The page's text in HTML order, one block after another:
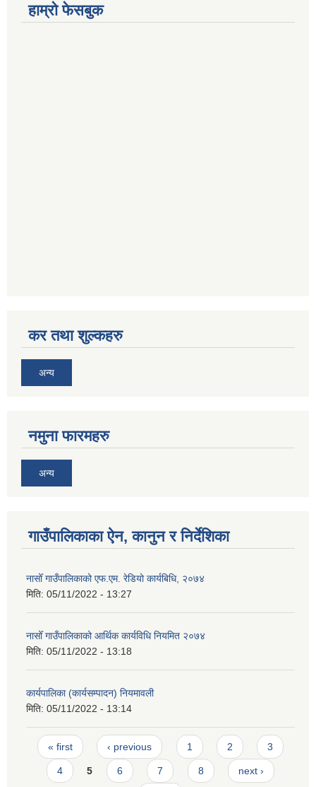
हाम्रो फेसबुक
कर तथा शुल्कहरु
अन्य
नमुना फारमहरु
अन्य
गाउँपालिकाका ऐन, कानुन र निर्देशिका
नासोँ गाउँपालिकाको एफ.एम. रेडियो कार्यबिधि, २०७४
मिति: 05/11/2022 - 13:27
नासोँ गाउँपालिकाको आर्थिक कार्यविधि नियमित २०७४
मिति: 05/11/2022 - 13:18
कार्यपालिका (कार्यसम्पादन) नियमावली
मिति: 05/11/2022 - 13:14
Pages
« first ‹ previous 1 2 3
4 5 6 7 8 next ›